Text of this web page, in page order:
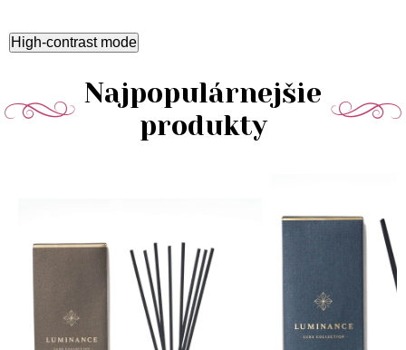
High-contrast mode
Najpopulárnejšie
produkty